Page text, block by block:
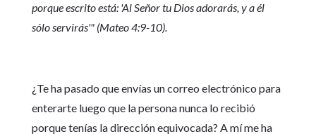
porque escrito está: 'Al Señor tu Dios adorarás, y a él
sólo servirás'" (Mateo 4:9-10).
¿Te ha pasado que envías un correo electrónico para
enterarte luego que la persona nunca lo recibió
porque tenías la dirección equivocada? A mí me ha